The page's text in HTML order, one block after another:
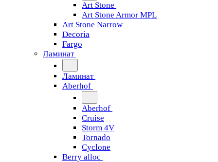
Art Stone
Art Stone Armor MPL
Art Stone Narrow
Decoria
Fargo
Ламинат
Ламинат
Aberhof
Aberhof
Cruise
Storm 4V
Tornado
Сyclone
Berry alloc